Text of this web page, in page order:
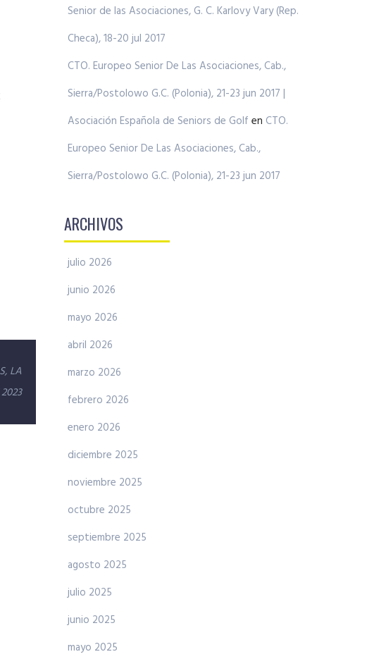
LA
Senior de las Asociaciones, G. C. Karlovy Vary (Rep.
Checa), 18-20 jul 2017
CTO. Europeo Senior De Las Asociaciones, Cab.,
Sierra/Postolowo G.C. (Polonia), 21-23 jun 2017 |
Asociación Española de Seniors de Golf en CTO.
Europeo Senior De Las Asociaciones, Cab.,
Sierra/Postolowo G.C. (Polonia), 21-23 jun 2017
ARCHIVOS
julio 2026
junio 2026
mayo 2026
abril 2026
marzo 2026
febrero 2026
enero 2026
diciembre 2025
noviembre 2025
octubre 2025
septiembre 2025
agosto 2025
julio 2025
junio 2025
mayo 2025